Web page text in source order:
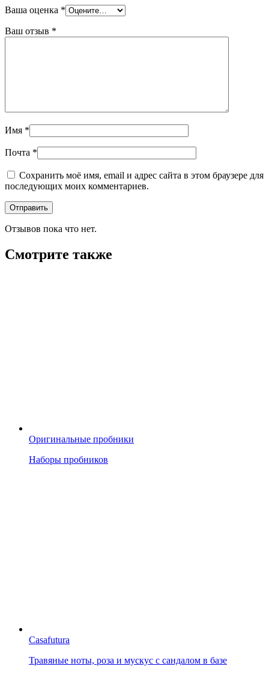
Ваша оценка *
Ваш отзыв *
Имя *
Почта *
Сохранить моё имя, email и адрес сайта в этом браузере для
последующих моих комментариев.
Отзывов пока что нет.
Смотрите также
Оригинальные пробники
Наборы пробников
Casafutura
Травяные ноты, роза и мускус с сандалом в базе